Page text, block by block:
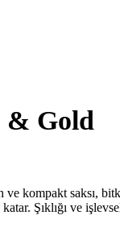
& Gold
kompakt saksı,
Şıklığı ve